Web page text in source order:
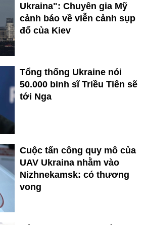
Ukraina": Chuyên gia Mỹ
cảnh báo về viễn cảnh sụp
đổ của Kiev
Tổng thống Ukraine nói
50.000 binh sĩ Triều Tiên sẽ
tới Nga
Cuộc tấn công quy mô của
UAV Ukraina nhằm vào
Nizhnekamsk: có thương
vong